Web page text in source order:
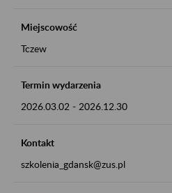
Miejscowość
Tczew
Termin wydarzenia
2026.03.02 - 2026.12.30
Kontakt
szkolenia_gdansk@zus.pl